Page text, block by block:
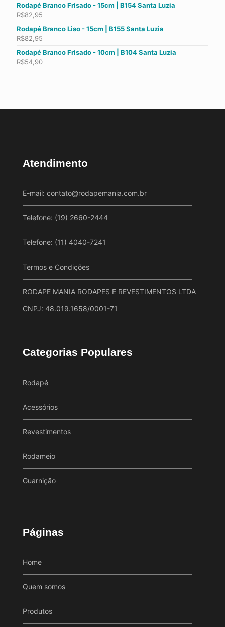
Rodapé Branco Frisado - 15cm | B154 Santa Luzia
R$82,95
Rodapé Branco Liso - 15cm | B155 Santa Luzia
R$82,95
Rodapé Branco Frisado - 10cm | B104 Santa Luzia
R$54,90
Atendimento
E-mail: contato@rodapemania.com.br
Telefone: (19) 2660-2444
Telefone: (11) 4040-7241
Termos e Condições
RODAPE MANIA RODAPES E REVESTIMENTOS LTDA
CNPJ: 48.019.1658/0001-71
Categorias Populares
Rodapé
Acessórios
Revestimentos
Rodameio
Guarnição
Páginas
Home
Quem somos
Produtos